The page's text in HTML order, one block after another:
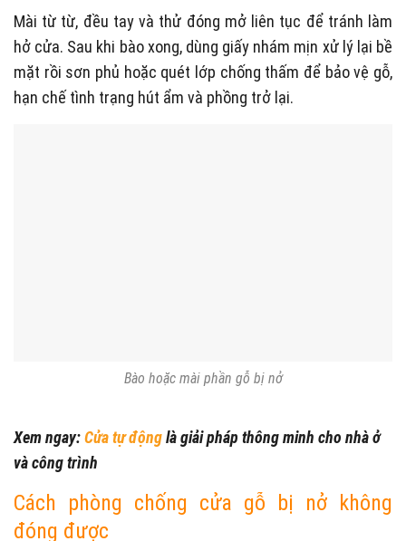
Mài từ từ, đều tay và thử đóng mở liên tục để tránh làm
hở cửa. Sau khi bào xong, dùng giấy nhám mịn xử lý lại bề
mặt rồi sơn phủ hoặc quét lớp chống thấm để bảo vệ gỗ,
hạn chế tình trạng hút ẩm và phồng trở lại.
Bào hoặc mài phần gỗ bị nở
Xem ngay:Cửa tự độnglà giải pháp thông minh cho nhà ở
và công trình
Cách phòng chống cửa gỗ bị nở không
đóng được